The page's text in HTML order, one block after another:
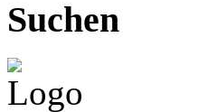
Suchen